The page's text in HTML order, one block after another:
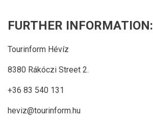
FURTHER INFORMATION:
Tourinform Hévíz
8380 Rákóczi Street 2.
+36 83 540 131
heviz@tourinform.hu